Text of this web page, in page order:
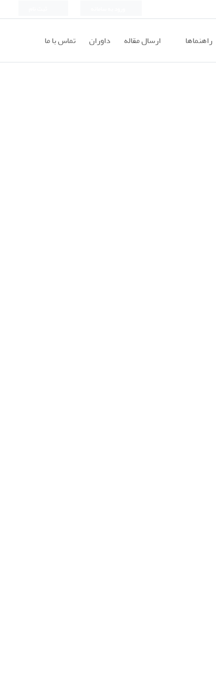
راهنماها ارسال مقاله داوران تماس با ما